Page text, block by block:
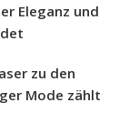
Eleganz und
zu den
Mode zählt